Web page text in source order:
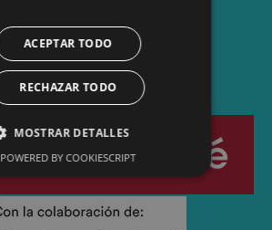
ACEPTAR TODO
RECHAZAR TODO
MOSTRAR DETALLES
POWERED BY COOKIESCRIPT